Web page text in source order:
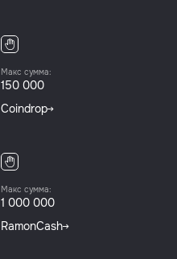
Макс сумма:
150 000
Coindrop
Макс сумма:
1 000 000
RamonCash